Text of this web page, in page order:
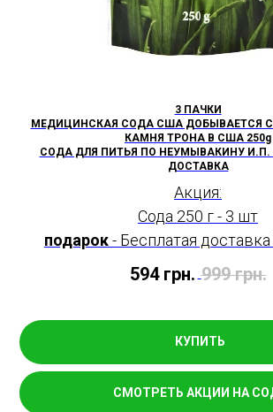
3 ПАЧКИ
МЕДИЦИНСКАЯ СОДА США ДОБЫВАЕТСЯ
КАМНЯ ТРОНА В США 250g
СОДА ДЛЯ ПИТЬЯ ПО НЕУМЫВАКИНУ И.П.
ДОСТАВКА
Акция:
Сода 250 г - 3 шт
подарок- Бесплатая
594 грн. 999 грн.
КУПИТЬ
СМОТРЕТЬ АКЦИИ НА